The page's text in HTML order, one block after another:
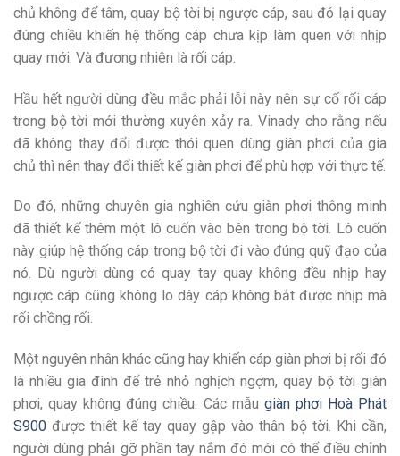
chủ không để tâm, quay bộ tời bị ngược cáp, sau đó lại quay
đúng chiều khiến hệ thống cáp chưa kịp làm quen với nhịp
quay mới. Và đương nhiên là rối cáp.
Hầu hết người dùng đều mắc phải lỗi này nên sự cố rối cáp
trong bộ tời mới thường xuyên xảy ra. Vinady cho rằng nếu
đã không thay đổi được thói quen dùng giàn phơi của gia
chủ thì nên thay đổi thiết kế giàn phơi để phù hợp với thực tế.
Do đó, những chuyên gia nghiên cứu giàn phơi thông minh
đã thiết kế thêm một lô cuốn vào bên trong bộ tời. Lô cuốn
này giúp hệ thống cáp trong bộ tời đi vào đúng quỹ đạo của
nó. Dù người dùng có quay tay quay không đều nhịp hay
ngược cáp cũng không lo dây cáp không bắt được nhịp mà
rối chồng rối.
Một nguyên nhân khác cũng hay khiến cáp giàn phơi bị rối đó
là nhiều gia đình để trẻ nhỏ nghịch ngợm, quay bộ tời giàn
phơi, quay không đúng chiều. Các mẫu giàn phơi Hoà Phát
S900 được thiết kế tay quay gập vào thân bộ tời. Khi cần,
người dùng phải gỡ phần tay nắm đó mới có thể điều chỉnh